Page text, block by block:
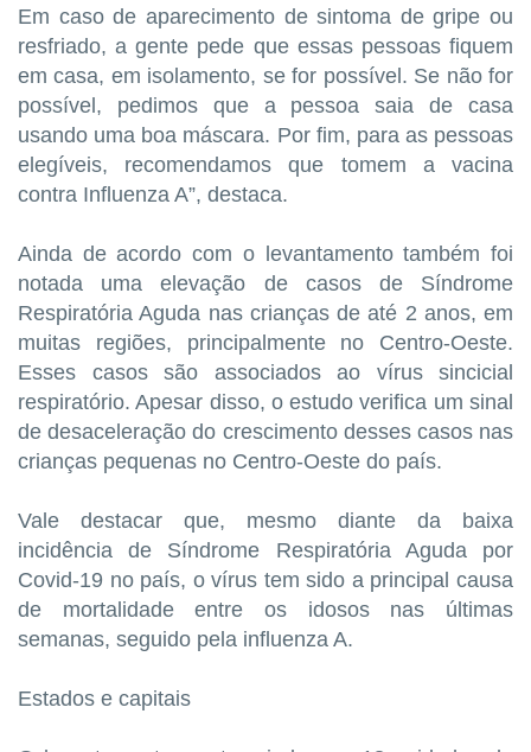
Em caso de aparecimento de sintoma de gripe ou
resfriado, a gente pede que essas pessoas fiquem
em casa, em isolamento, se for possível. Se não for
possível, pedimos que a pessoa saia de casa
usando uma boa máscara. Por fim, para as pessoas
elegíveis, recomendamos que tomem a vacina
contra Influenza A”, destaca.
Ainda de acordo com o levantamento também foi
notada uma elevação de casos de Síndrome
Respiratória Aguda nas crianças de até 2 anos, em
muitas regiões, principalmente no Centro-Oeste.
Esses casos são associados ao vírus sincicial
respiratório. Apesar disso, o estudo verifica um sinal
de desaceleração do crescimento desses casos nas
crianças pequenas no Centro-Oeste do país.
Vale destacar que, mesmo diante da baixa
incidência de Síndrome Respiratória Aguda por
Covid-19 no país, o vírus tem sido a principal causa
de mortalidade entre os idosos nas últimas
semanas, seguido pela influenza A.
Estados e capitais